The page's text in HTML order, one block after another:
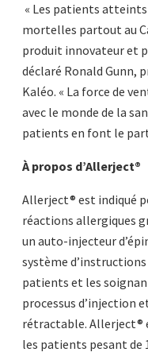
« Les patients
mortelles partout au
produit innovateur et
déclaré Ronald Gunn,
Kaléo. « La force de
avec le monde de la
patients en font le
À propos d’Allerject®
Allerject® est indiqué
réactions allergiques
un auto-injecteur
système d’instructions
patients et les
processus d’injection
rétractable. Allerject®
les patients pesant de